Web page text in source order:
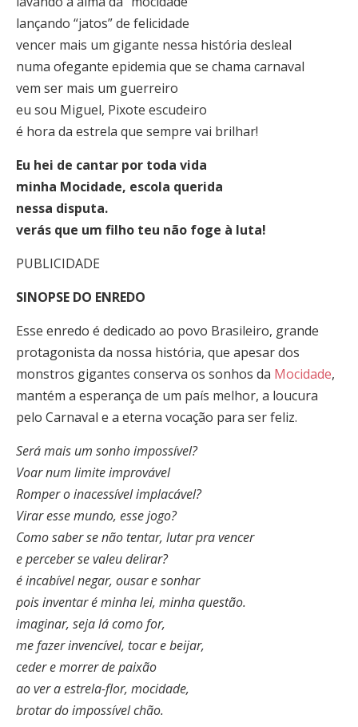
lançando “jatos” de felicidade
vencer mais um gigante nessa história desleal
numa ofegante epidemia que se chama carnaval
vem ser mais um guerreiro
eu sou Miguel, Pixote escudeiro
é hora da estrela que sempre vai brilhar!
Eu hei de cantar por toda vida
minha Mocidade, escola querida
nessa disputa.
verás que um filho teu não foge à luta!
PUBLICIDADE
SINOPSE DO ENREDO
Esse enredo é dedicado ao povo Brasileiro, grande
protagonista da nossa história, que apesar dos
monstros gigantes conserva os sonhos da Mocidade,
mantém a esperança de um país melhor, a loucura
pelo Carnaval e a eterna vocação para ser feliz.
Será mais um sonho impossível?
Voar num limite improvável
Romper o inacessível implacável?
Virar esse mundo, esse jogo?
Como saber se não tentar, lutar pra vencer
e perceber se valeu delirar?
é incabível negar, ousar e sonhar
pois inventar é minha lei, minha questão.
imaginar, seja lá como for,
me fazer invencível, tocar e beijar,
ceder e morrer de paixão
ao ver a estrela-flor, mocidade,
brotar do impossível chão.